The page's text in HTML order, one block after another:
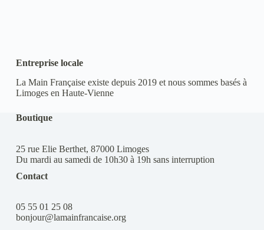
Entreprise locale
La Main Française existe depuis 2019 et nous sommes basés à
Limoges en Haute-Vienne
Boutique
25 rue Elie Berthet, 87000 Limoges
Du mardi au samedi de 10h30 à 19h sans interruption
Contact
05 55 01 25 08
bonjour@lamainfrancaise.org